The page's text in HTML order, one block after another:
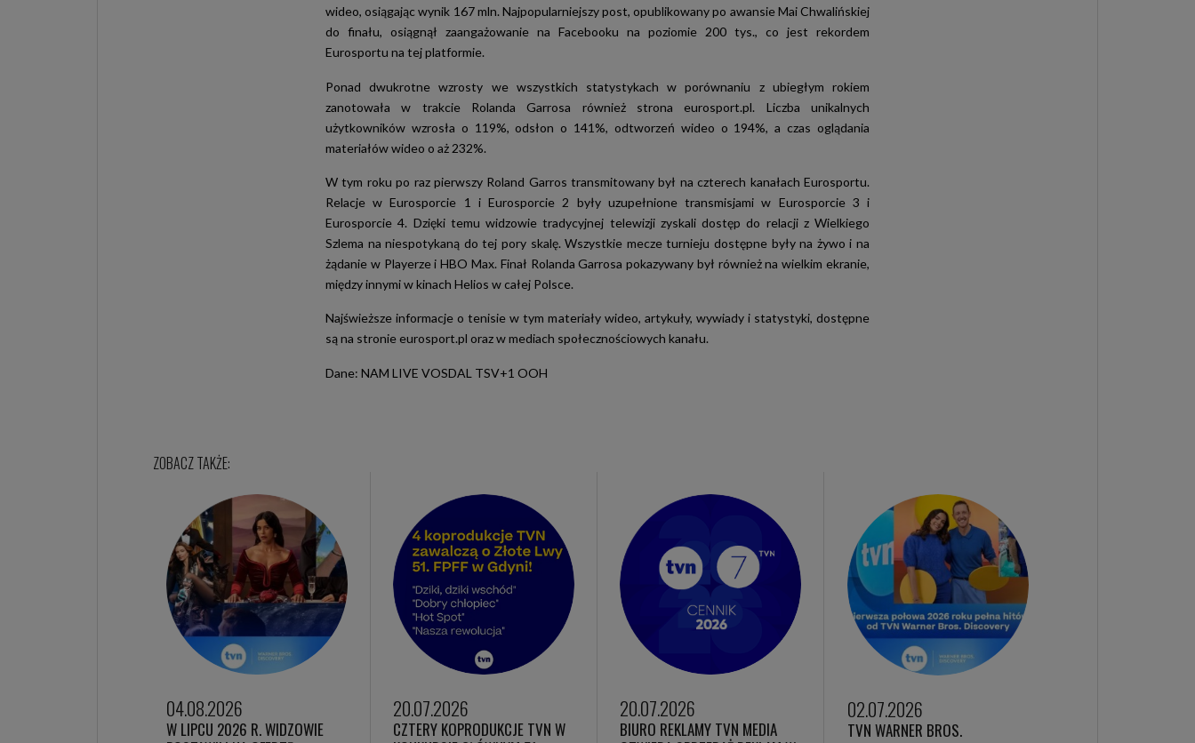
wideo, osiągając wynik 167 mln. Najpopularniejszy post, opublikowany po awansie Mai Chwalińskiej
do finału, osiągnął zaangażowanie na Facebooku na poziomie 200 tys., co jest rekordem
Eurosportu na tej platformie.
Ponad dwukrotne wzrosty we wszystkich statystykach w porównaniu z ubiegłym rokiem
zanotowała w trakcie Rolanda Garrosa również strona eurosport.pl. Liczba unikalnych
użytkowników wzrosła o 119%, odsłon o 141%, odtworzeń wideo o 194%, a czas oglądania
materiałów wideo o aż 232%.
W tym roku po raz pierwszy Roland Garros transmitowany był na czterech kanałach Eurosportu.
Relacje w Eurosporcie 1 i Eurosporcie 2 były uzupełnione transmisjami w Eurosporcie 3 i
Eurosporcie 4. Dzięki temu widzowie tradycyjnej telewizji zyskali dostęp do relacji z Wielkiego
Szlema na niespotykaną do tej pory skalę. Wszystkie mecze turnieju dostępne były na żywo i na
żądanie w Playerze i HBO Max. Finał Rolanda Garrosa pokazywany był również na wielkim ekranie,
między innymi w kinach Helios w całej Polsce.
Najświeższe informacje o tenisie w tym materiały wideo, artykuły, wywiady i statystyki, dostępne
są na stronie eurosport.pl oraz w mediach społecznościowych kanału.
Dane: NAM LIVE VOSDAL TSV+1 OOH
04.08.2026
W LIPCU 2026 R. WIDZOWIE
20.07.2026
CZTERY KOPRODUKCJE TVN W
20.07.2026
BIURO REKLAMY TVN MEDIA
02.07.2026
TVN WARNER BROS.